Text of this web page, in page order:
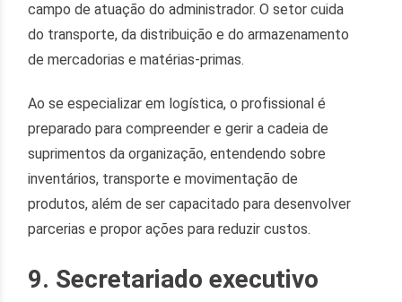
campo de atuação do administrador. O setor cuida
do transporte, da distribuição e do armazenamento
de mercadorias e matérias-primas.
Ao se especializar em logística, o profissional é
preparado para compreender e gerir a cadeia de
suprimentos da organização, entendendo sobre
inventários, transporte e movimentação de
produtos, além de ser capacitado para desenvolver
parcerias e propor ações para reduzir custos.
9. Secretariado executivo